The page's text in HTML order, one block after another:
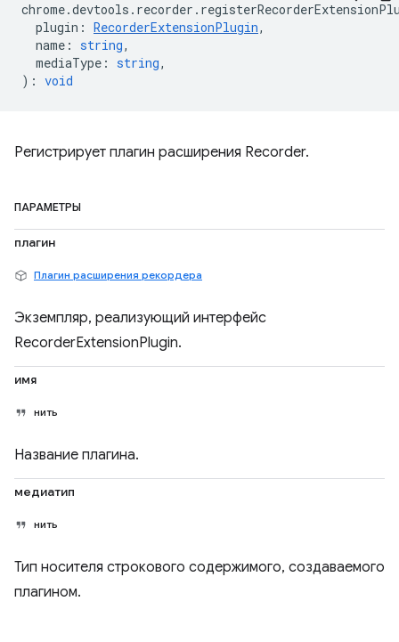
chrome.devtools . recorder .
plugin : RecorderExtensionPlugin,
name : string,
mediaType : string,
) : void
Регистрирует плагин расширения Recorder.
ПАРАМЕТРЫ
плагин
Плагин расширения рекордера
Экземпляр, реализующий интерфейс
RecorderExtensionPlugin.
имя
нить
Название плагина.
медиатип
нить
Тип носителя строкового содержимого, создаваемого
плагином.